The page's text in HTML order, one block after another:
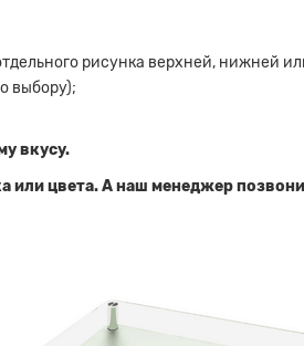
рисунка верхней, нижней
выбору);
вкусу.
или цвета. А наш менеджер